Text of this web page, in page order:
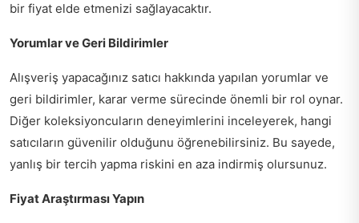
bir fiyat elde etmenizi sağlayacaktır.
Yorumlar ve Geri Bildirimler
Alışveriş yapacağınız satıcı hakkında yapılan yorumlar ve
geri bildirimler, karar verme sürecinde önemli bir rol oynar.
Diğer koleksiyoncuların deneyimlerini inceleyerek, hangi
satıcıların güvenilir olduğunu öğrenebilirsiniz. Bu sayede,
yanlış bir tercih yapma riskini en aza indirmiş olursunuz.
Fiyat Araştırması Yapın